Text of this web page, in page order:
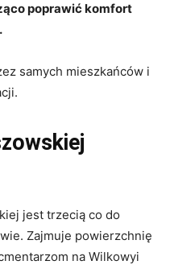
poprawić komfort
samych mieszkańców i
jest trzecią co do
Zajmuje powierzchnię
na Wilkowyi